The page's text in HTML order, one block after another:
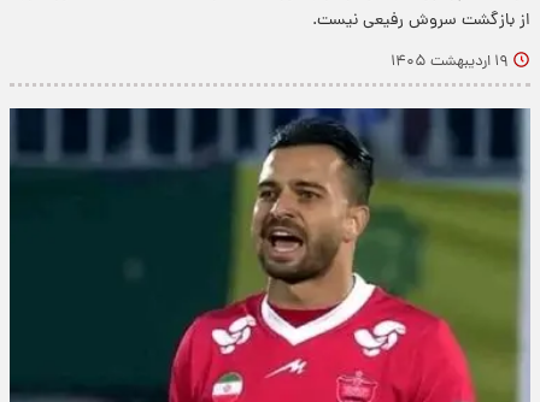
از بازگشت سروش رفیعی نیست.
۱۹ اردیبهشت ۱۴۰۵